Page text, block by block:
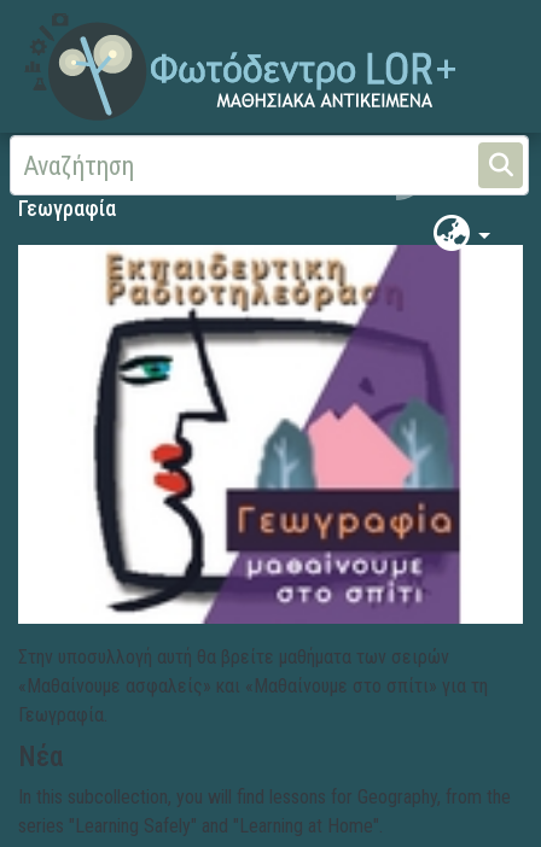
Αρχική Γεωγραφία
Γεωγραφία
Στην υποσυλλογή αυτή θα βρείτε μαθήματα των σειρών
«Μαθαίνουμε ασφαλείς» και «Μαθαίνουμε στο σπίτι» για τη
Γεωγραφία.
Νέα
In this subcollection, you will find lessons for Geography, from the
series "Learning Safely" and "Learning at Home".